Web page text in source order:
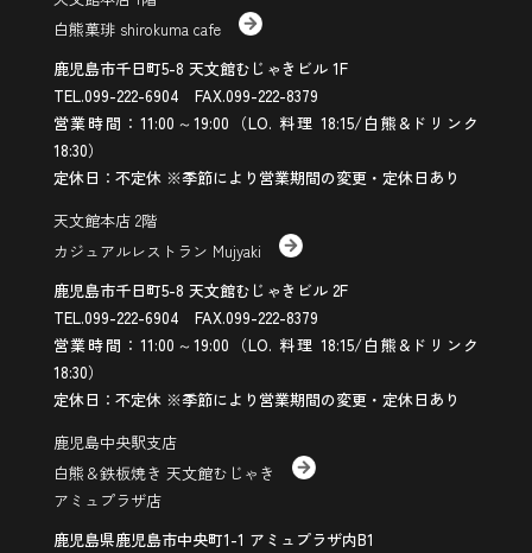
白熊菓琲 shirokuma cafe
鹿児島市千日町5-8 天文館むじゃきビル 1F
TEL.099-222-6904 FAX.099-222-8379
営業時間：11:00～19:00（LO. 料理 18:15/白熊&ドリンク
18:30）
定休日：不定休 ※季節により営業期間の変更・定休日あり
鹿児島中央駅支店
白熊＆鉄板焼き 天文館むじゃき
アミュプラザ店
鹿児島県鹿児島市中央町1-1 アミュプラザ内B1
天文館本店 2階
カジュアルレストラン Mujyaki
鹿児島市千日町5-8 天文館むじゃきビル 2F
TEL.099-222-6904 FAX.099-222-8379
営業時間：11:00～19:00（LO. 料理 18:15/白熊&ドリンク
18:30）
定休日：不定休 ※季節により営業期間の変更・定休日あり